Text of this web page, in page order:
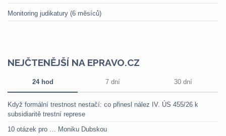
Monitoring judikatury (6 měsíců)
NEJČTENĚJŠÍ NA EPRAVO.CZ
24 hod 7 dní 30 dní
Když formální trestnost nestačí: co přinesl nález IV. ÚS 455/26 k
subsidiaritě trestní represe
10 otázek pro … Moniku Dubskou